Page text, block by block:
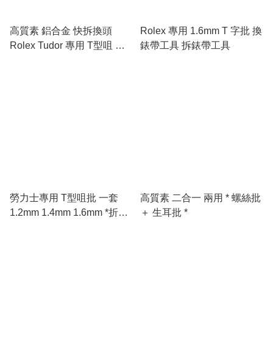
高質素 鋁合金 快拆換頭
Rolex Tudor 專用 T型咀 鐘
Rolex 專用 1.6mm T 字批 換
錶帶工具 拆錶帶工具
勞力士專用 T型咀批 一套
1.2mm 1.4mm 1.6mm *折錶
高質素 二合一 兩用 * 螺絲批
＋ 生耳批 *